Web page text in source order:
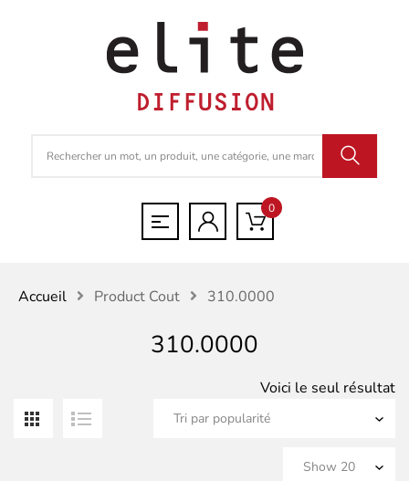
0
Accueil Product Cout 310.0000
310.0000
Voici le seul résultat